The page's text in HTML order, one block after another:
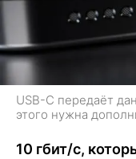
USB-C передаёт
этого нужна
10 гбит/с,